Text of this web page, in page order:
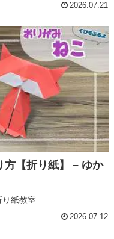
2026.07.21
方【折り紙】 – ゆか
紙教室
2026.07.12